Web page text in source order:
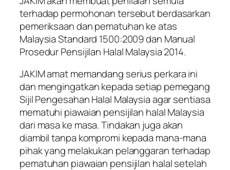
terhadap permohonan tersebut berdasarkan
pemeriksaan dan pematuhan ke atas
Malaysia Standard 1500:2009 dan Manual
Prosedur Pensijilan Halal Malaysia 2014.
JAKIM amat memandang serius perkara ini
dan mengingatkan kepada setiap pemegang
Sijil Pengesahan Halal Malaysia agar sentiasa
mematuhi piawaian pensijilan halal Malaysia
dari masa ke masa. Tindakan juga akan
diambil tanpa kompromi kepada mana-mana
pihak yang melakukan pelanggaran terhadap
pematuhan piawaian pensijilan halal setelah